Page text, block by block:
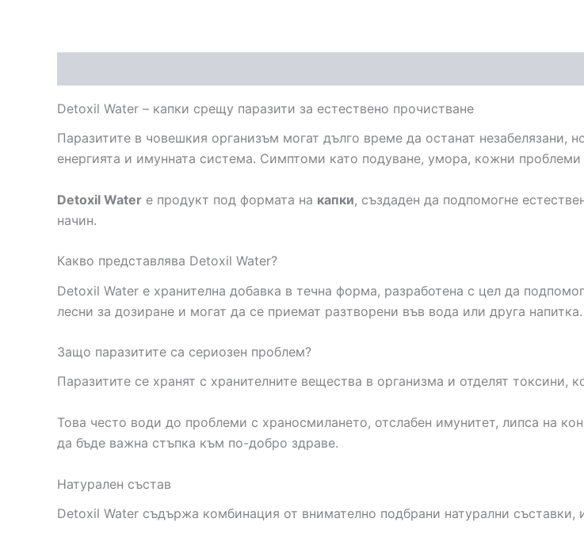
Detoxil Water – капки срещу паразити за естествено прочистване
Паразитите в човешкия организъм могат дълго време да останат незабелязани,
енергията и имунната система. Симптоми като подуване, умора, кожни
Detoxil Water е продукт под формата на капки, създаден да подпомогне
начин.
Какво представлява Detoxil Water?
Detoxil Water е хранителна добавка в течна форма, разработена с цел да
лесни за дозиране и могат да се приемат разтворени във вода или друга
Защо паразитите са сериозен проблем?
Паразитите се хранят с хранителните вещества в организма и отделят токсини,
Това често води до проблеми с храносмилането, отслабен имунитет, липса на
да бъде важна стъпка към по-добро здраве.
Натурален състав
Detoxil Water съдържа комбинация от внимателно подбрани натурални